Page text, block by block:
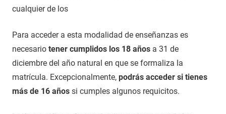
cualquier de los
Para acceder a esta modalidad de enseñanzas es
necesario tener cumplidos los 18 años a 31 de
diciembre del año natural en que se formaliza la
matrícula. Excepcionalmente, podrás acceder si tienes
más de 16 años si cumples algunos requicitos.